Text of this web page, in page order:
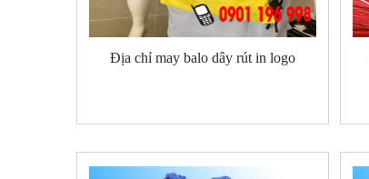
Địa chỉ may balo dây rút in logo